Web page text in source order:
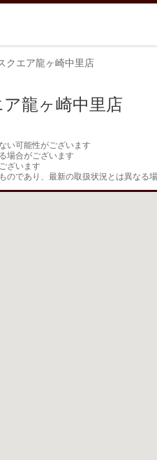
クエア龍ヶ崎中里店
龍ヶ崎中里店
い可能性がございます
場合がございます
ざいます
のであり、最新の取扱状況とは異なる